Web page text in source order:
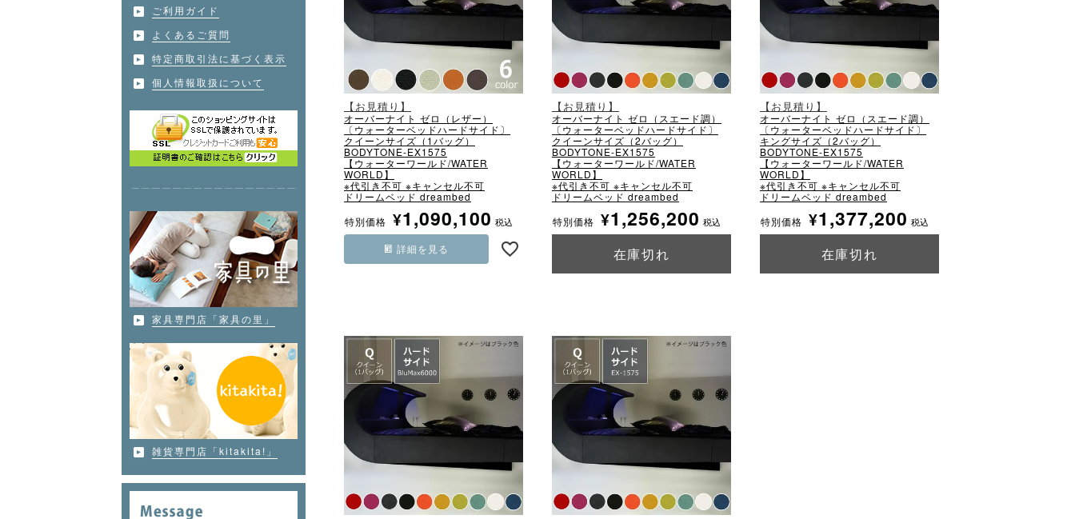
ご利用ガイド
よくあるご質問
特定商取引法に基づく表示
個人情報取扱について
家具専門店「家具の里」
雑貨専門店「kitakita!」
【お見積り】
オーバーナイト ゼロ（レザー）
〔ウォーターベッドハードサイド〕
クイーンサイズ（1バッグ）
BODYTONE-EX1575
【ウォーターワールド/WATER
WORLD】
※代引き不可 ※キャンセル不可
ドリームベッド dreambed
特別価格 ¥1,090,100 税込
詳細を見る
【お見積り】
オーバーナイト ゼロ（スエード調）
〔ウォーターベッドハードサイド〕
クイーンサイズ（2バッグ）
BODYTONE-EX1575
【ウォーターワールド/WATER
WORLD】
※代引き不可 ※キャンセル不可
ドリームベッド dreambed
特別価格 ¥1,256,200 税込
在庫切れ
詳細を見る
【お見積り】
オーバーナイト ゼロ（スエード調）
〔ウォーターベッドハードサイド〕
キングサイズ（2バッグ）
BODYTONE-EX1575
【ウォーターワールド/WATER
WORLD】
※代引き不可 ※キャンセル不可
ドリームベッド dreambed
特別価格 ¥1,377,200 税込
在庫切れ
詳細を見る